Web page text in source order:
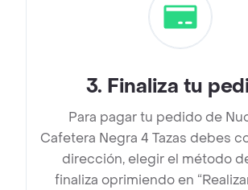
3. Finaliza tu
Para pagar tu pedido de
Cafetera Negra 4 Tazas debes
dirección, elegir el método
finaliza oprimiendo en